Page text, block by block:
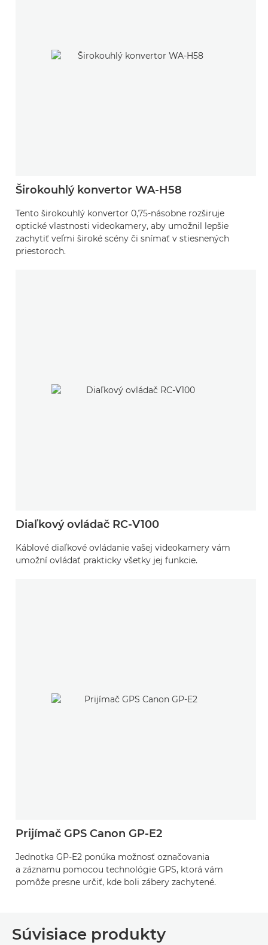
Širokouhlý konvertor WA-H58
Tento širokouhlý konvertor 0,75-násobne rozširuje
optické vlastnosti videokamery, aby umožnil lepšie
zachytiť veľmi široké scény či snímať v stiesnených
priestoroch.
Diaľkový ovládač RC-V100
Káblové diaľkové ovládanie vašej videokamery vám
umožní ovládať prakticky všetky jej funkcie.
Prijímač GPS Canon GP-E2
Jednotka GP-E2 ponúka možnosť označovania
a záznamu pomocou technológie GPS, ktorá vám
pomôže presne určiť, kde boli zábery zachytené.
Súvisiace produkty